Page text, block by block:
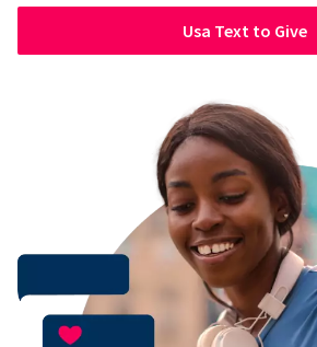
Usa Text to Give